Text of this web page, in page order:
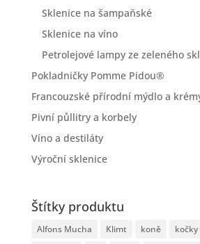
Sklenice na šampaňské
Sklenice na víno
Petrolejové lampy ze zeleného
Pokladničky Pomme Pidou®
Francouzské přírodní mýdlo a
Pivní půllitry a korbely
Víno a destiláty
Výroční sklenice
Štítky produktu
Alfons Mucha Klimt koně kočky